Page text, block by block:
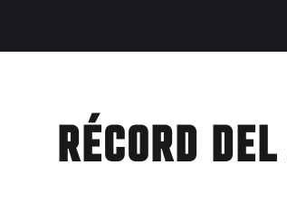
RÉCORD